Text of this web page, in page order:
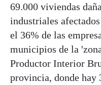
69.000 viviendas
industriales
el 36% de las
municipios de la
Productor Interior
provincia, donde hay